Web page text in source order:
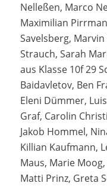
Nelleßen, Marco
Maximilian
Savelsberg, Marvin
Strauch, Sarah
aus Klasse 10f 29
Baidavletov, Ben
Eleni Dümmer,
Graf, Carolin
Jakob Hommel,
Killian Kaufmann,
Maus, Marie
Matti Prinz, Greta